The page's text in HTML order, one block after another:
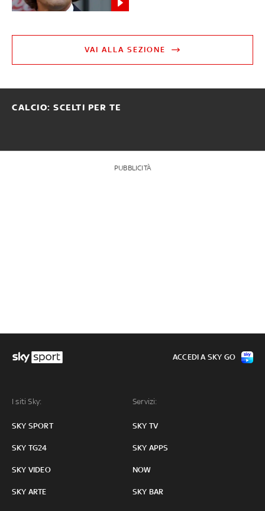
VAI ALLA SEZIONE
CALCIO: SCELTI PER TE
PUBBLICITÀ
I siti Sky:
SKY SPORT
SKY TG24
SKY VIDEO
SKY ARTE
Servizi:
SKY TV
SKY APPS
NOW
SKY BAR
ACCEDI A SKY GO